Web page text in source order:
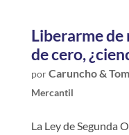
Liberarme de
de cero,
porCaruncho &
Mercantil
La Ley de Segunda